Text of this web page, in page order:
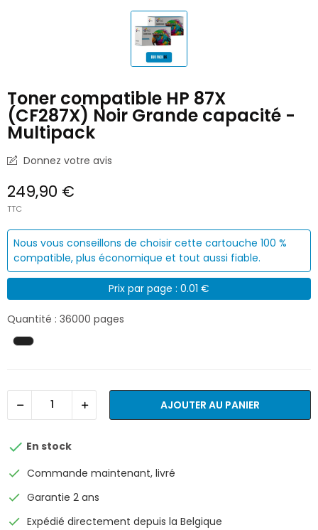
Toner compatible HP 87X
(CF287X) Noir Grande capacité -
Multipack
Donnez votre avis
249,90 €
TTC
Nous vous conseillons de choisir cette cartouche 100 %
compatible, plus économique et tout aussi fiable.
Prix par page : 0.01 €
Quantité : 36000 pages
AJOUTER AU PANIER
 En stock
check Commande maintenant, livré
check Garantie 2 ans
check Expédié directement depuis la Belgique